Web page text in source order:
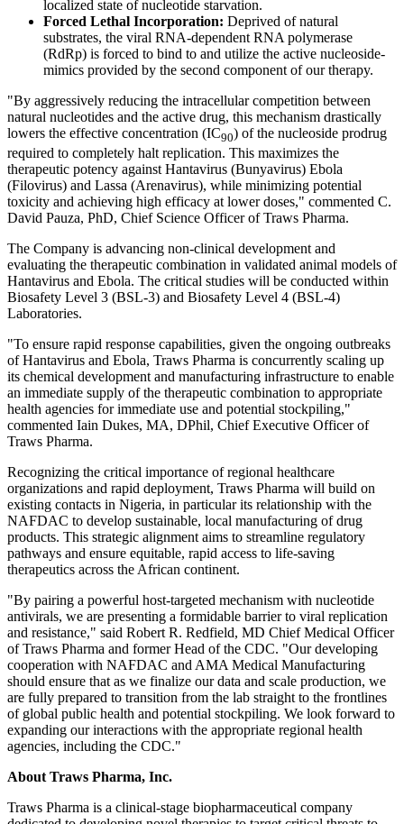
localized state of nucleotide starvation.
Forced Lethal Incorporation: Deprived of natural
substrates, the viral RNA-dependent RNA polymerase
(RdRp) is forced to bind to and utilize the active nucleoside-
mimics provided by the second component of our therapy.
"By aggressively reducing the intracellular competition between
natural nucleotides and the active drug, this mechanism drastically
lowers the effective concentration (IC90) of the nucleoside prodrug
required to completely halt replication. This maximizes the
therapeutic potency against Hantavirus (Bunyavirus) Ebola
(Filovirus) and Lassa (Arenavirus), while minimizing potential
toxicity and achieving high efficacy at lower doses," commented C.
David Pauza, PhD, Chief Science Officer of Traws Pharma.
The Company is advancing non-clinical development and
evaluating the therapeutic combination in validated animal models of
Hantavirus and Ebola. The critical studies will be conducted within
Biosafety Level 3 (BSL-3) and Biosafety Level 4 (BSL-4)
Laboratories.
"To ensure rapid response capabilities, given the ongoing outbreaks
of Hantavirus and Ebola, Traws Pharma is concurrently scaling up
its chemical development and manufacturing infrastructure to enable
an immediate supply of the therapeutic combination to appropriate
health agencies for immediate use and potential stockpiling,"
commented Iain Dukes, MA, DPhil, Chief Executive Officer of
Traws Pharma.
Recognizing the critical importance of regional healthcare
organizations and rapid deployment, Traws Pharma will build on
existing contacts in Nigeria, in particular its relationship with the
NAFDAC to develop sustainable, local manufacturing of drug
products. This strategic alignment aims to streamline regulatory
pathways and ensure equitable, rapid access to life-saving
therapeutics across the African continent.
"By pairing a powerful host-targeted mechanism with nucleotide
antivirals, we are presenting a formidable barrier to viral replication
and resistance," said Robert R. Redfield, MD Chief Medical Officer
of Traws Pharma and former Head of the CDC. "Our developing
cooperation with NAFDAC and AMA Medical Manufacturing
should ensure that as we finalize our data and scale production, we
are fully prepared to transition from the lab straight to the frontlines
of global public health and potential stockpiling. We look forward to
expanding our interactions with the appropriate regional health
agencies, including the CDC."
About Traws Pharma, Inc.
Traws Pharma is a clinical-stage biopharmaceutical company